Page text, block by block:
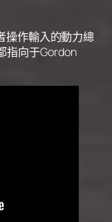
操作輸入的動力總
指向于Gordon